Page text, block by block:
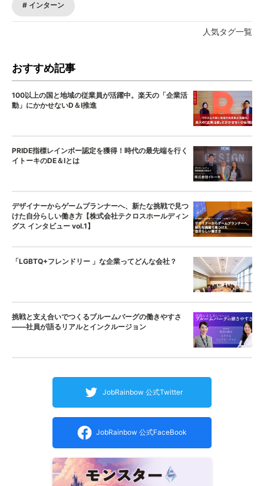
インターン
人気タグ一覧
おすすめ記事
100以上の国と地域の従業員が活躍中。楽天の「企業活
動」にかかせないD＆I推進
PRIDE指標レインボー認定を獲得！時代の最先端を行く
イトーキのDE＆Iとは
デザイナーからゲームプランナーへ、新たな挑戦で見つ
けた自分らしい働き方【株式会社テクロスホールディン
グス インタビュー vol.1】
「LGBTQ+フレンドリー 」な企業ってどんな会社？
挑戦と支え合いでつくるブルームバーグの働きやすさ
——社員が語るリアルとインクルージョン
JobRainbow 公式Twitter
JobRainbow 公式FaceBook